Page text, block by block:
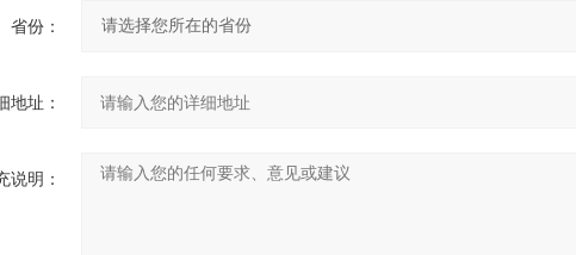
省份：
地址：
说明：